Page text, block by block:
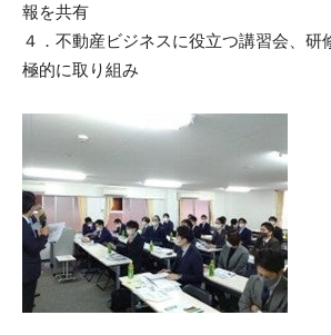
報を共有
４．不動産ビジネスに役立つ講習会、研
極的に取り組み